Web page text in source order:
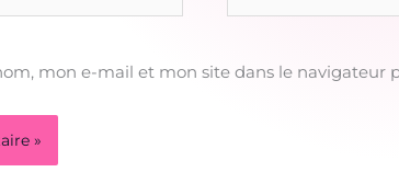
mail*
mon e-mail et mon site dans le navigateur